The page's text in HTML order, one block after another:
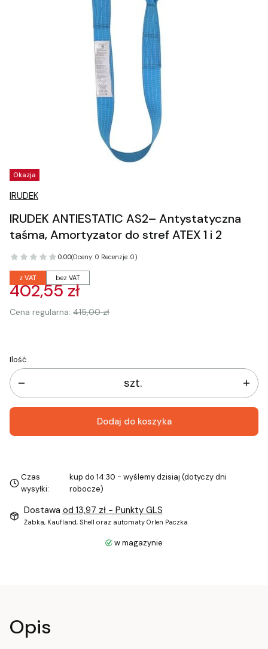
Tagi produktu
Okazja
IRUDEK
IRUDEK ANTIESTATIC AS2– Antystatyczna
taśma, Amortyzator do stref ATEX 1 i 2
0.00(Oceny: 0 Recenzje: 0)
z VAT bez VAT
402,55 zł
Cena regularna: 415,00 zł
Ilość
szt.
Dodaj do koszyka
Czas
wysyłki:
kup do 14:30 - wyślemy dzisiaj (dotyczy dni
robocze)
Dostawa od 13,97 zł - Punkty GLS
Żabka, Kaufland, Shell oraz automaty Orlen Paczka
w magazynie
Opis